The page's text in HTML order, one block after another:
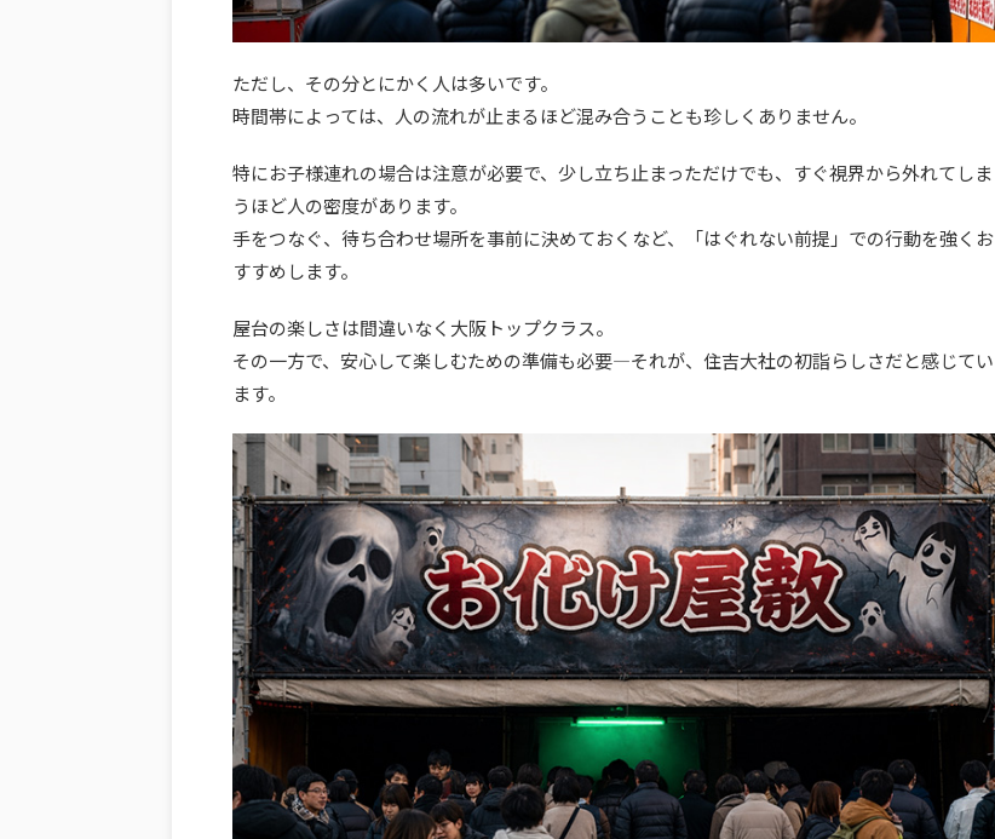
ただし、その分とにかく人は多いです。
時間帯によっては、人の流れが止まるほど混み合うことも珍しくありません。
特にお子様連れの場合は注意が必要で、少し立ち止まっただけでも、すぐ視界から外れてしま
うほど人の密度があります。
手をつなぐ、待ち合わせ場所を事前に決めておくなど、「はぐれない前提」での行動を強くお
すすめします。
屋台の楽しさは間違いなく大阪トップクラス。
その一方で、安心して楽しむための準備も必要―それが、住吉大社の初詣らしさだと感じてい
ます。